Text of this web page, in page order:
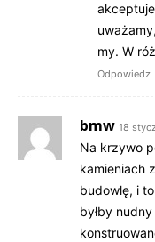
my. W
Odpowiedz
bmw 18
Na krzywo
kamieniach
budowlę, i
byłby